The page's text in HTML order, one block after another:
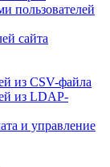
пользователей
сайта
из CSV-файла
из LDAP-
и управление